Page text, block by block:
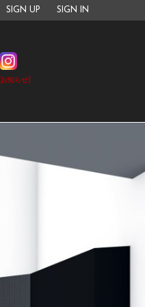
SIGN UP SIGN IN
[お知らせ]